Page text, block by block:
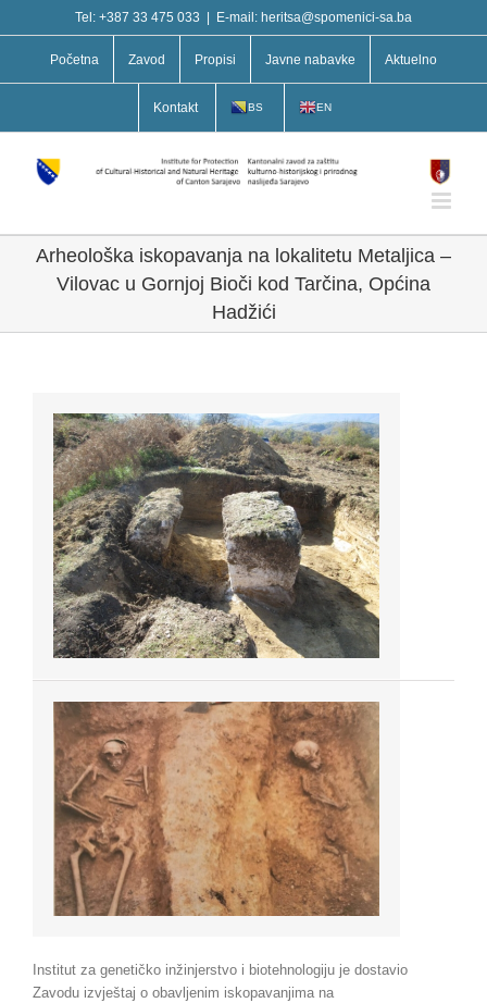
to
Tel: +387 33 475 033 E-mail: heritsa@spomenici-sa.ba
Početna Zavod Propisi Javne nabavke Aktuelno
Kontakt BS EN
Arheološka iskopavanja na lokalitetu Metaljica –
Vilovac u Gornjoj Bioči kod Tarčina, Općina
Hadžići
Institut za genetičko inžinjerstvo i biotehnologiju je dostavio
Zavodu izvještaj o obavljenim iskopavanjima na